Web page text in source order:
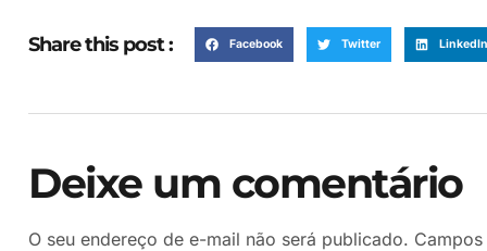
Share this post : Facebook Twitter LinkedIn
Deixe um comentário
O seu endereço de e-mail não será publicado.